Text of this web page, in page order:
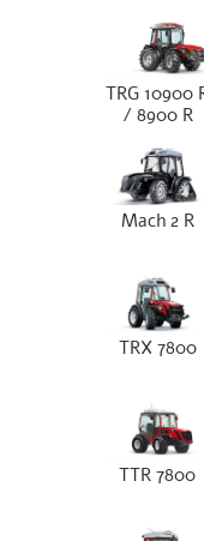
TRG 10900
/ 8900 R
Mach 2 R
TRX 7800
TTR 7800